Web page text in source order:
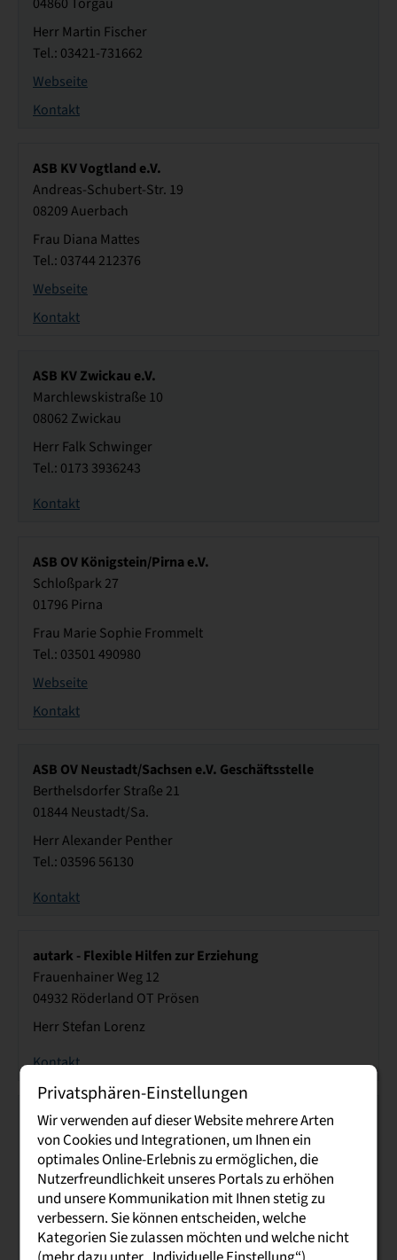
04860 Torgau
Herr Martin Fischer
Tel.: 03421-731662
Webseite
Kontakt
ASB KV Vogtland e.V.
Andreas-Schubert-Str. 19
08209 Auerbach
Frau Diana Mattes
Tel.: 03744 212376
Webseite
Kontakt
ASB KV Zwickau e.V.
Marchlewskistraße 10
08062 Zwickau
Herr Falk Schwinger
Tel.: 0173 3936243
Kontakt
ASB OV Königstein/Pirna e.V.
Schloßpark 27
01796 Pirna
Frau Marie Sophie Frommelt
Tel.: 03501 490980
Webseite
Kontakt
ASB OV Neustadt/Sachsen e.V. Geschäftsstelle
Berthelsdorfer Straße 21
01844 Neustadt/Sa.
Herr Alexander Penther
Tel.: 03596 56130
Kontakt
autark - Flexible Hilfen zur Erziehung
Frauenhainer Weg 12
04932 Röderland OT Prösen
Herr Stefan Lorenz
Kontakt
AWO Soziale Dienste Chemnitz und Umgebung
gGmbH
Clara-Zetkin-Straße 1
09111 Chemnitz
Herr Kay Herrmann
Tel.: 0371 6956 165
Privatsphären-Einstellungen
Wir verwenden auf dieser Website mehrere Arten
von Cookies und Integrationen, um Ihnen ein
optimales Online-Erlebnis zu ermöglichen, die
Nutzerfreundlichkeit unseres Portals zu erhöhen
und unsere Kommunikation mit Ihnen stetig zu
verbessern. Sie können entscheiden, welche
Kategorien Sie zulassen möchten und welche nicht